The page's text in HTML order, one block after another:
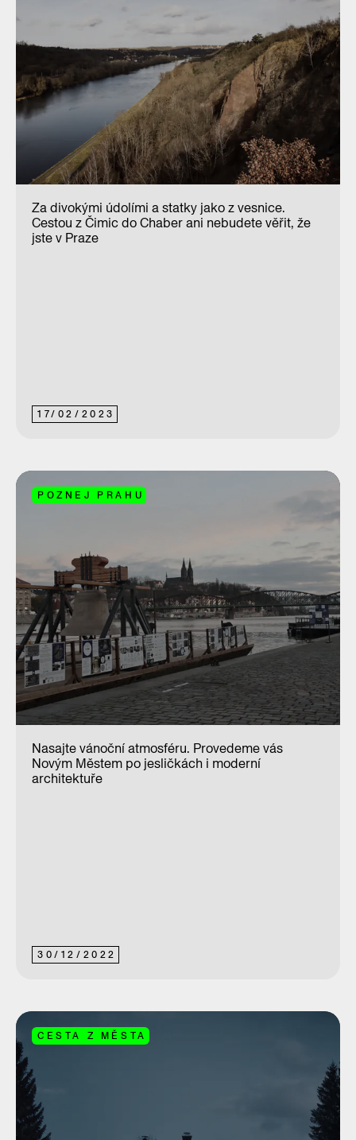
17/ 02/ 2023
Za divokými údolími a statky jako z vesnice.
Cestou z Čimic do Chaber ani nebudete věřit, že
jste v Praze
POZNEJ PRAHU
30/ 12/ 2022
Nasajte vánoční atmosféru. Provedeme vás
Novým Městem po jesličkách i moderní
architektuře
CESTA Z MĚSTA